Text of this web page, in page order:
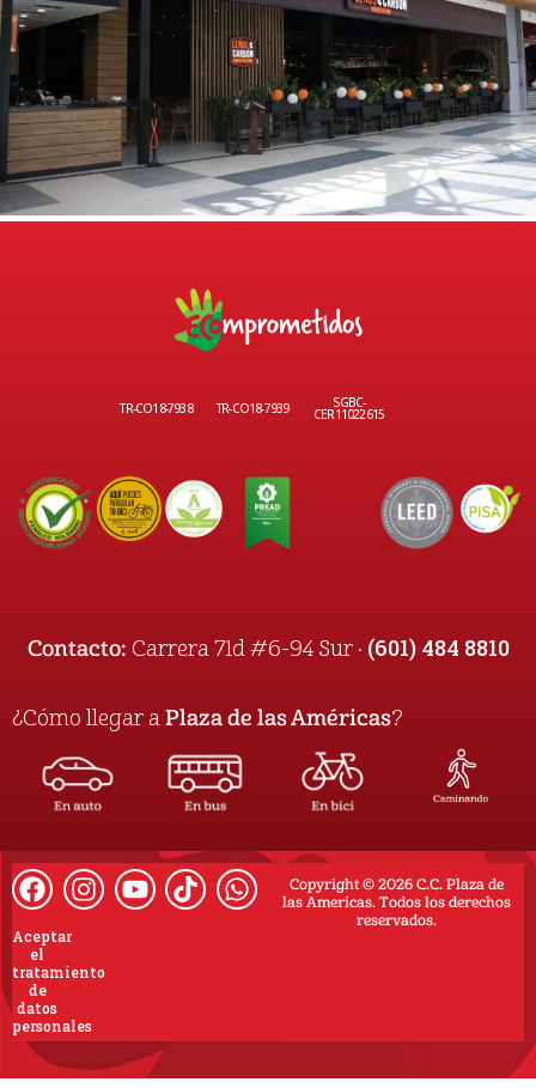
TR-CO18-7938 TR-CO18-7939 SGBC-
CER11022615
Contacto: Carrera 71d #6-94 Sur · (601) 484 8810
¿Cómo llegar aPlaza de las Américas?
Copyright © 2026 C.C. Plaza de
las Americas. Todos los derechos
reservados.
Aceptar
el
tratamiento
de
datos
personales